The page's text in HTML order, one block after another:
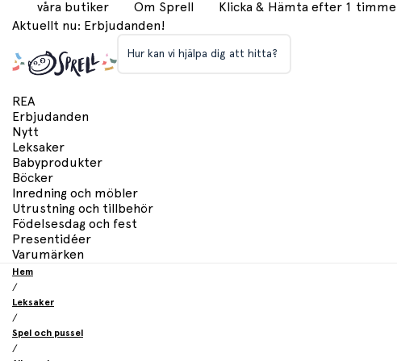
våra butiker Om Sprell Klicka & Hämta efter 1 timme
Aktuellt nu: Erbjudanden!
Hur kan vi hjälpa dig att hitta?
REA
Erbjudanden
Nytt
Leksaker
Babyprodukter
Böcker
Inredning och möbler
Utrustning och tillbehör
Födelsesdag och fest
Presentidéer
Varumärken
Hem
/
Leksaker
/
Spel och pussel
/